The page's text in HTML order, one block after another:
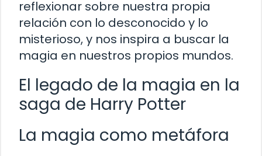
reflexionar sobre nuestra propia
relación con lo desconocido y lo
misterioso, y nos inspira a buscar la
magia en nuestros propios mundos.
El legado de la magia en la
saga de Harry Potter
La magia como metáfora